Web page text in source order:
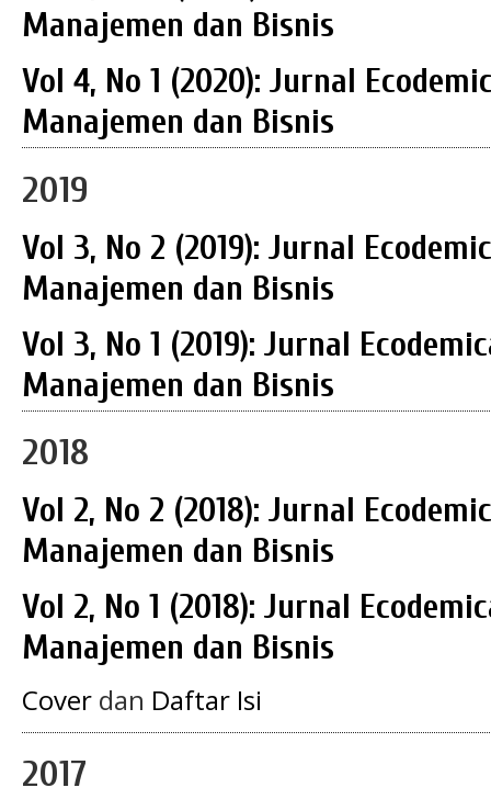
Manajemen dan Bisnis
Vol 4, No 1 (2020): Jurnal
Manajemen dan Bisnis
2019
Vol 3, No 2 (2019): Jurnal
Manajemen dan Bisnis
Vol 3, No 1 (2019): Jurnal
Manajemen dan Bisnis
2018
Vol 2, No 2 (2018): Jurnal
Manajemen dan Bisnis
Vol 2, No 1 (2018): Jurnal
Manajemen dan Bisnis
Cover dan Daftar Isi
2017